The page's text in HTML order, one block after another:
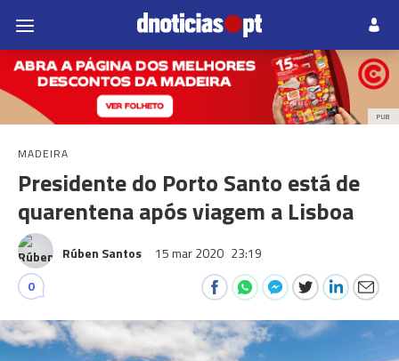
PUB
MADEIRA
Presidente do Porto Santo está de
quarentena após viagem a Lisboa
Rúben Santos 15 mar 2020 23:19
0